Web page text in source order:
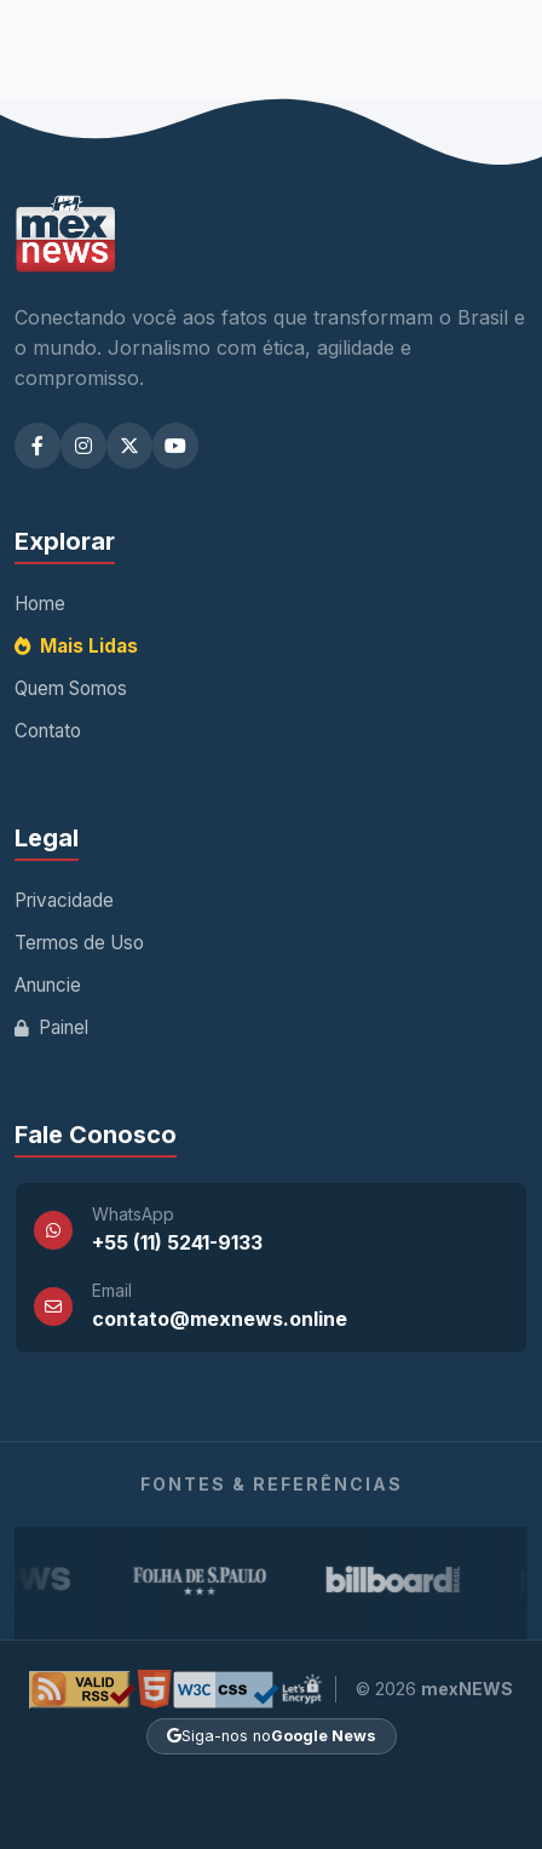
Conectando você aos fatos que transformam o Brasil e
o mundo. Jornalismo com ética, agilidade e
compromisso.
Explorar
Home
Mais Lidas
Quem Somos
Contato
Legal
Privacidade
Termos de Uso
Anuncie
Painel
Fale Conosco
WhatsApp
+55 (11) 5241-9133
Email
contato@mexnews.online
FONTES & REFERÊNCIAS
© 2026 mexNEWS
Siga-nos noGoogle News